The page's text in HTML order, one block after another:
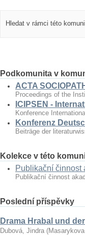
Hledat v rámci této
Podkomunita v
ACTA
Proceedings of the
ICIPSEN -
Konference
Konferenz
Beiträge der
Kolekce v této
Publikační činnost
Publikační činnost
Poslední příspěvky
Drama Hrabal und
Dubová, Jindra (